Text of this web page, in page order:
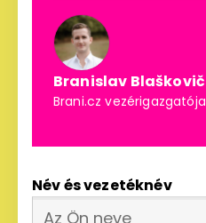
Branislav Blaškovič
Brani.cz vezérigazgatója
Név és vezetéknév